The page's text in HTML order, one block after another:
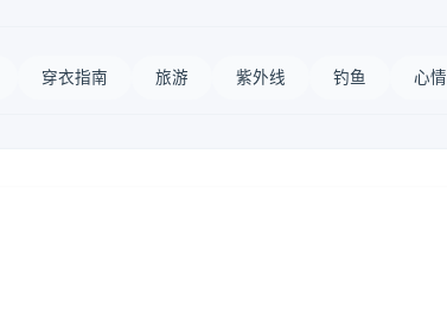
穿衣指南 旅游 紫外线 钓鱼 心情